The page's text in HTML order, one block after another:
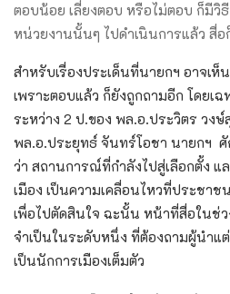
ตอบน้อย เลี่ยงตอบ หรือไม่ตอบ ก็มีวิ
หน่วยงานนั้นๆ ไปดำเนินการแล้ว สื่
สำหรับเรื่องประเด็นที่นายกฯ อาจเห็
เพราะตอบแล้ว ก็ยังถูกถามอีก โดยเ
ระหว่าง 2 ป.ของ พล.อ.ประวิตร วง
พล.อ.ประยุทธ์ จันทร์โอชา นายกฯ ศั
ว่า สถานการณ์ที่กำลังไปสู่เลือกตั้ง แ
เมือง เป็นความเคลื่อนไหวที่ประชาช
เพื่อไปตัดสินใจ ฉะนั้น หน้าที่สื่อในช่
จำเป็นในระดับหนึ่ง ที่ต้องถามผู้นำแ
เป็นนักการเมืองเต็มตัว